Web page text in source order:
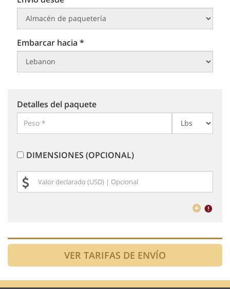
Embarcar hacia *
Detalles del paquete
DIMENSIONES (OPCIONAL)